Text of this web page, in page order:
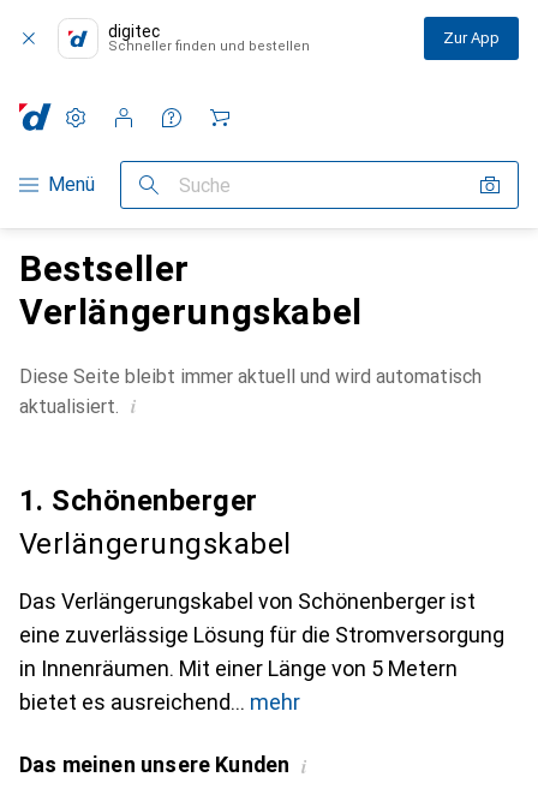
digitec
Schneller finden und bestellen Zur App
Navigation nach Kategorien
Menü Suche
Einstellungen
Kundenkonto
Vergleichslisten
Merklisten
Warenkorb
Bestseller
Verlängerungskabel
Diese Seite bleibt immer aktuell und wird automatisch
aktualisiert. i
1. Schönenberger
Verlängerungskabel
Das Verlängerungskabel von Schönenberger ist
eine zuverlässige Lösung für die Stromversorgung
in Innenräumen. Mit einer Länge von 5 Metern
bietet es ausreichend
mehr
Das meinen unsere Kunden i